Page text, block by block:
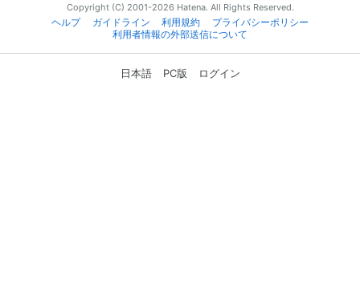
Copyright (C) 2001-2026 Hatena. All Rights Reserved.
ヘルプ
ガイドライン 利用規約
プライバシーポリシー
利用者情報の外部送信について
日本語 PC版 ログイン